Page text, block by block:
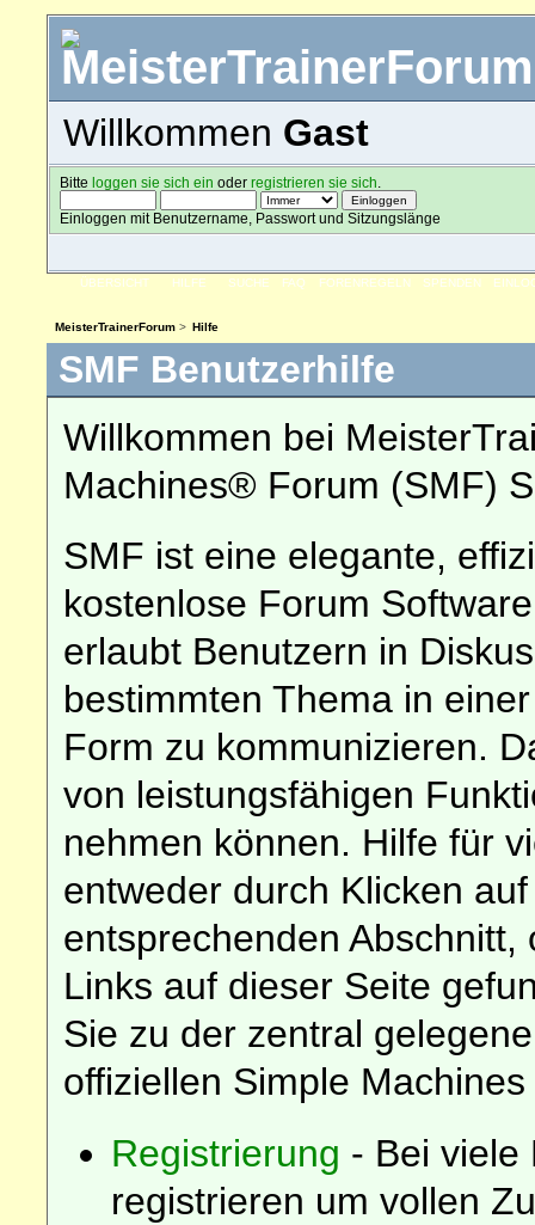
Willkommen Gast
Bitteloggen sie sich ein oderregistrieren sie sich
Einloggen mit Benutzername, Passwort und Sitzungslänge
ÜBERSICHT HILFE SUCHE FAQ FORENREGELN SPENDEN
MeisterTrainerForum> Hilfe
SMF Benutzerhilfe
Willkommen bei
Machines® Forum (SMF)
SMF ist eine elegante,
kostenlose Forum
erlaubt Benutzern in
bestimmten Thema in
Form zu kommunizieren.
von leistungsfähigen
nehmen können. Hilfe für
entweder durch Klicken
entsprechenden
Links auf dieser Seite
Sie zu der zentral
offiziellen Simple
Registrierung - Bei viele
registrieren um vollen